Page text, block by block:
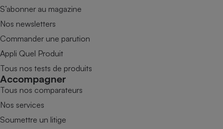
S’abonner au magazine
Nos newsletters
Commander une parution
Appli Quel Produit
Tous nos tests de produits
Accompagner
Tous nos comparateurs
Nos services
Soumettre un litige